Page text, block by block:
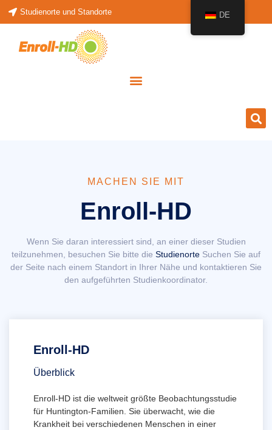
Studienorte und Standorte
MACHEN SIE MIT
Enroll-HD
Wenn Sie daran interessiert sind, an einer dieser Studien
teilzunehmen, besuchen Sie bitte die Studienorte Suchen Sie auf
der Seite nach einem Standort in Ihrer Nähe und kontaktieren Sie
den aufgeführten Studienkoordinator.
Enroll-HD
Überblick
Enroll-HD ist die weltweit größte Beobachtungsstudie
für Huntington-Familien. Sie überwacht, wie die
Krankheit bei verschiedenen Menschen in einer
DE